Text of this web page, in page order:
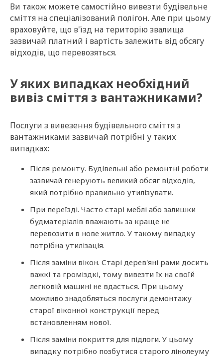
Ви також можете самостійно вивезти будівельне
сміття на спеціалізований полігон. Але при цьому
враховуйте, що в'їзд на територію звалища
зазвичай платний і вартість залежить від обсягу
відходів, що перевозяться.
У яких випадках необхідний
вивіз сміття з вантажниками?
Послуги з вивезення будівельного сміття з
вантажниками зазвичай потрібні у таких
випадках:
Після ремонту. Будівельні або ремонтні роботи
зазвичай генерують великий обсяг відходів,
який потрібно правильно утилізувати.
При переїзді. Часто старі меблі або залишки
будматеріалів вважають за краще не
перевозити в нове житло. У такому випадку
потрібна утилізація.
Після заміни вікон. Старі дерев'яні рами досить
важкі та громіздкі, тому вивезти їх на своїй
легковій машині не вдасться. При цьому
можливо знадобляться послуги демонтажу
старої віконної конструкції перед
встановленням нової.
Після заміни покриття для підлоги. У цьому
випадку потрібно позбутися старого лінолеуму